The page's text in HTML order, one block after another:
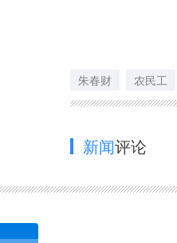
朱春财 农民工
新闻评论